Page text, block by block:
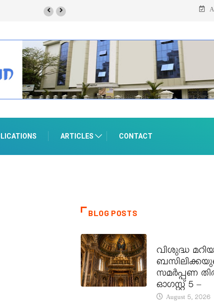
സെയിലും ഓഗസ്റ്റ് 8-ന്
ARTICLES CONTACT
BLOG POSTS
വിശുദ്ധ
സമർപ്പണ
ഓഗസ്റ്റ് 5 –
August 5, 2026